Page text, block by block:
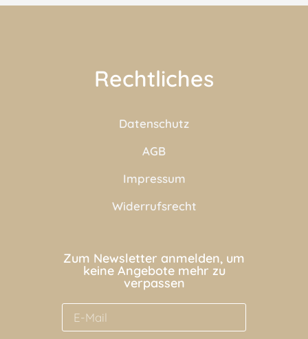
Rechtliches
Datenschutz
AGB
Impressum
Widerrufsrecht
Zum Newsletter anmelden, um
keine Angebote mehr zu
verpassen